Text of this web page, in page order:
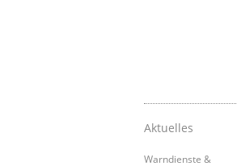
Aktuelles
Warndienste &